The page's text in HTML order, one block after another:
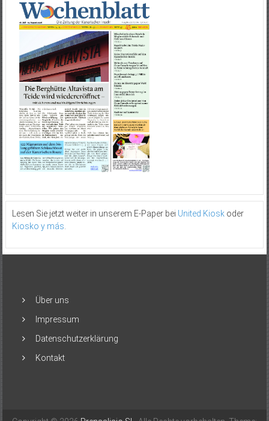
Lesen Sie jetzt weiter in unserem E-Paper bei United Kioskoder
Kiosko y más
Über uns
Impressum
Datenschutzerklärung
Kontakt